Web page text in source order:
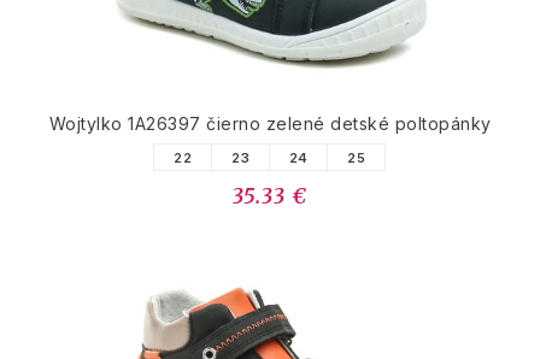
Wojtylko 1A26397 čierno zelené detské poltopánky
22 23 24 25
35.33 €